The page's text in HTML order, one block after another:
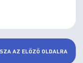
AZ ELŐZŐ OLDALRA